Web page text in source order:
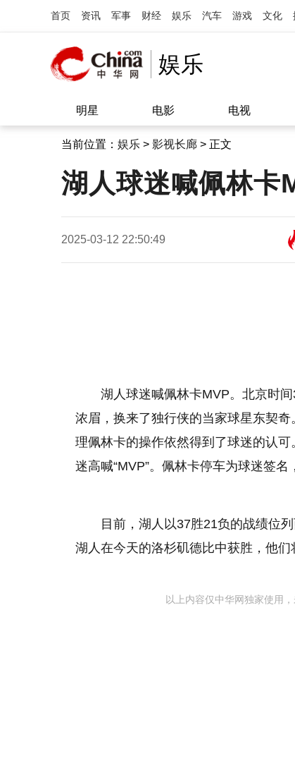
首页 资讯 军事 财经 娱乐 汽车 游戏 文化
娱乐
明星 电影 电视
当前位置： 娱乐 > 影视长廊 > 正文
湖人球迷喊佩林卡
2025-03-12 22:50:49
湖人球迷喊佩林卡MVP。北京时
浓眉，换来了独行侠的当家球星东契
理佩林卡的操作依然得到了球迷的认
迷高喊“MVP”。佩林卡停车为球迷签
目前，湖人以37胜21负的战绩位
湖人在今天的洛杉矶德比中获胜，他们
以上内容仅中华网独家使用